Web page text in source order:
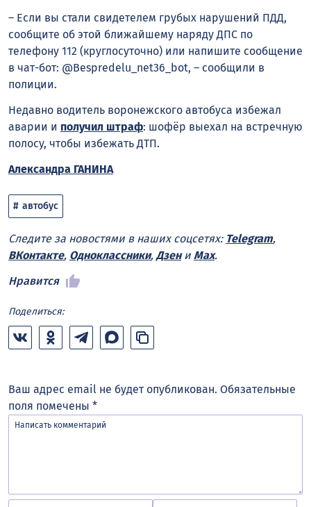
– Если вы стали свидетелем грубых нарушений ПДД,
сообщите об этой ближайшему наряду ДПС по
телефону 112 (круглосуточно) или напишите сообщение
в чат-бот: @Bespredelu_net36_bot, – сообщили в
полиции.
Недавно водитель воронежского автобуса избежал
аварии и получил штраф: шофёр выехал на встречную
полосу, чтобы избежать ДТП.
Александра ГАНИНА
автобус
Следите за новостями в наших соцсетях: Telegram,
ВКонтакте, Одноклассники, Дзени Max.
Нравится
Поделиться:
Ваш адрес email не будет опубликован. Обязательные
поля помечены *